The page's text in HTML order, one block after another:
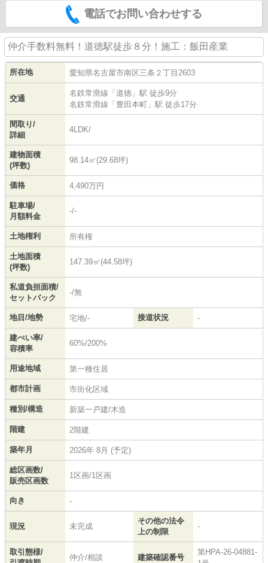
電話でお問い合わせする
仲介手数料無料！道徳駅徒歩８分！施工：飯田産業
所在地 愛知県名古屋市南区三条 ２丁目2603
交通
名鉄常滑線 「 道徳 」駅 徒歩9分
名鉄常滑線 「 豊田本町 」駅 徒歩17分
間取り/
詳細
4LDK/
建物面積
(坪数)
98.14㎡(29.68坪)
価格 4,490万円
駐車場/
月額料金
-/-
土地権利 所有権
土地面積
(坪数)
147.39㎡(44.58坪)
私道負担面積/
セットバック
-/無
地目/地勢 宅地/- 接道状況 -
建ぺい率/
容積率
60%/200%
用途地域 第一種住居
都市計画 市街化区域
種別/構造 新築一戸建/木造
階建 2階建
築年月 2026年 8月 (予定)
総区画数/
販売区画数
1区画/1区画
向き -
現況 未完成
その他の法令
上の制限
-
取引態様/
仲介/相談 建築確認番号
第HPA-26-04881-